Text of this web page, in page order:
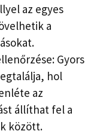
az egyes
a
Gyors
hol
az
állíthat fel a
között.